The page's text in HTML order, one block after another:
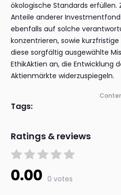
ökologische Standards erfüllen.
Anteile anderer
ebenfalls auf solche
konzentrieren, sowie
diese sorgfältig ausgewählte
EthikAktien an, die Entwicklung
Aktienmärkte widerzuspiegeln.
Tags:
Ratings & reviews
0.00 0 votes